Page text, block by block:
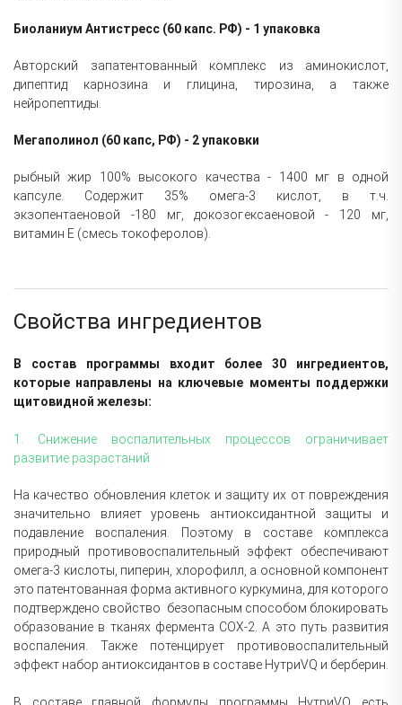
Биоланиум Антистресс (60 капс. РФ) - 1 упаковка
Авторский запатентованный комплекс из аминокислот,
дипептид карнозина и глицина, тирозина, а также
нейропептиды.
Мегаполинол (60 капс, РФ) - 2 упаковки
рыбный жир 100% высокого качества - 1400 мг в одной
капсуле. Содержит 35% омега-3 кислот,
в т.ч.
экзопентаеновой -180 мг, докозогексаеновой - 120 мг,
витамин Е (смесь токоферолов).
Свойства ингредиентов
В состав программы входит более 30 ингредиентов,
которые направлены на ключевые моменты поддержки
щитовидной железы:
1. Снижение воспалительных процессов ограничивает
развитие разрастаний
На качество обновления клеток и защиту их от повреждения
значительно влияет уровень антиоксидантной защиты и
подавление воспаления. Поэтому в составе комплекса
природный противовоспалительный эффект обеспечивают
омега-3 кислоты, пиперин, хлорофилл, а основной компонент
это патентованная форма активного куркумина, для которого
подтверждено свойство безопасным способом блокировать
образование в тканях фермента COX-2. А это путь развития
воспаления. Также потенцирует противовоспалительный
эффект набор антиоксидантов в составе НутриVQ и берберин.